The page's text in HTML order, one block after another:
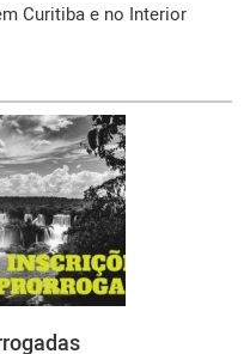
Curitiba e no Interior